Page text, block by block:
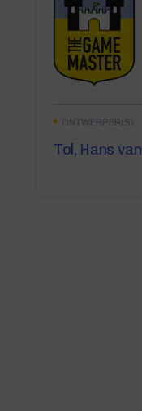
ONTWERPER(S)
Tol, Hans van